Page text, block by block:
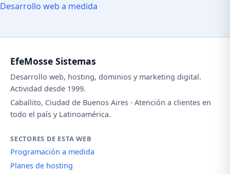
Desarrollo web a medida
EfeMosse Sistemas
Desarrollo web, hosting, dominios y marketing digital.
Actividad desde 1999.
Caballito, Ciudad de Buenos Aires · Atención a clientes en
todo el país y Latinoamérica.
SECTORES DE ESTA WEB
Programación a medida
Planes de hosting